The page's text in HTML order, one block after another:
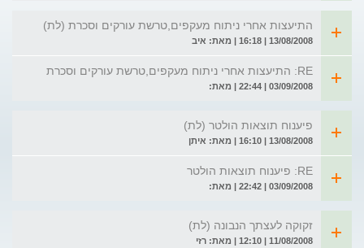
התיעצות אחרי ניתוח מעקפים,טרשת עורקים וסכרת (לת)
13/08/2008 | 16:18 | מאת: איב
RE: התיעצות אחרי ניתוח מעקפים,טרשת עורקים וסכרת
03/09/2008 | 22:44 | מאת:
פיענוח תוצאות הולטר (לת)
13/08/2008 | 16:10 | מאת: איתן
RE: פיענוח תוצאות הולטר
03/09/2008 | 22:42 | מאת:
זקוקה לעצתך הנבונה (לת)
11/08/2008 | 12:10 | מאת: רזי